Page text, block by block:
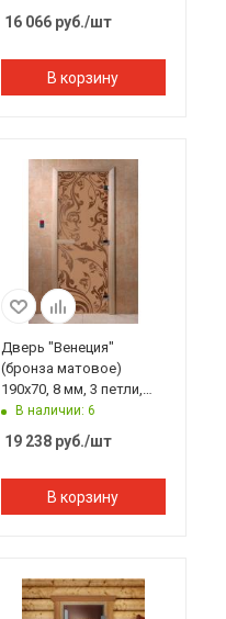
16 066руб./шт
В корзину
Дверь "Венеция"
(бронза матовое)
190х70, 8 мм, 3 петли,
коробка ольха, Банный
Эксперт
В наличии: 6
19 238руб./шт
В корзину